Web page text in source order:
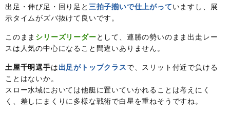
出足・伸び足・回り足と 三拍子揃いで仕上がっていますし、展
示タイムがズバ抜けて良いです。
このまま シリーズリーダーとして、連勝の勢いのまま出走レー
スは人気の中心になること間違いありません。
土屋千明選手は出足がトップクラスで、スリット付近で負ける
ことはないか。
スロー水域においては他艇に置いていかれることは考えにく
く、差しにまくりに多様な戦術で白星を重ねそうですね。